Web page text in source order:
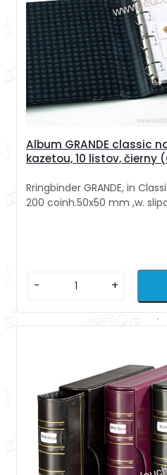
Album GRANDE classic
kazetou, 10 listov, čierny
Rringbinder GRANDE, in
200 coinh.50x50 mm ,w.
- +